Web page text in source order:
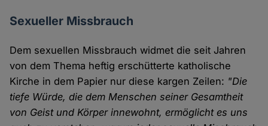
Sexueller Missbrauch
Dem sexuellen Missbrauch widmet die seit Jahren
von dem Thema heftig erschütterte katholische
Kirche in dem Papier nur diese kargen Zeilen: "Die
tiefe Würde, die dem Menschen seiner Gesamtheit
von Geist und Körper innewohnt, ermöglicht es uns